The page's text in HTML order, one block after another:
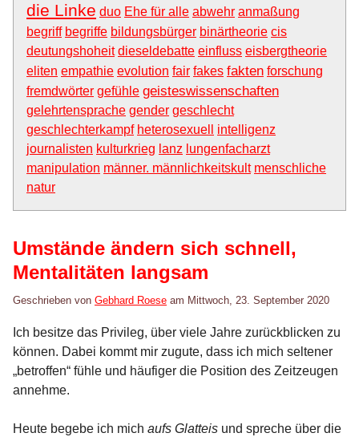
die Linke duo Ehe für alle abwehr anmaßung
begriff begriffe bildungsbürger binärtheorie cis
deutungshoheit dieseldebatte einfluss eisbergtheorie
eliten empathie evolution fair fakes fakten forschung
fremdwörter gefühle geisteswissenschaften
gelehrtensprache gender geschlecht
geschlechterkampf heterosexuell
intelligenz
journalisten kulturkrieg lanz lungenfacharzt
manipulation männer. männlichkeitskult menschliche
natur
Umstände ändern sich schnell,
Mentalitäten langsam
Geschrieben von Gebhard Roese am Mittwoch, 23. September 2020
Ich besitze das Privileg, über viele Jahre zurückblicken zu
können. Dabei kommt mir zugute, dass ich mich seltener
„betroffen“ fühle und häufiger die Position des Zeitzeugen
annehme.
Heute begebe ich mich aufs Glatteis und spreche über die